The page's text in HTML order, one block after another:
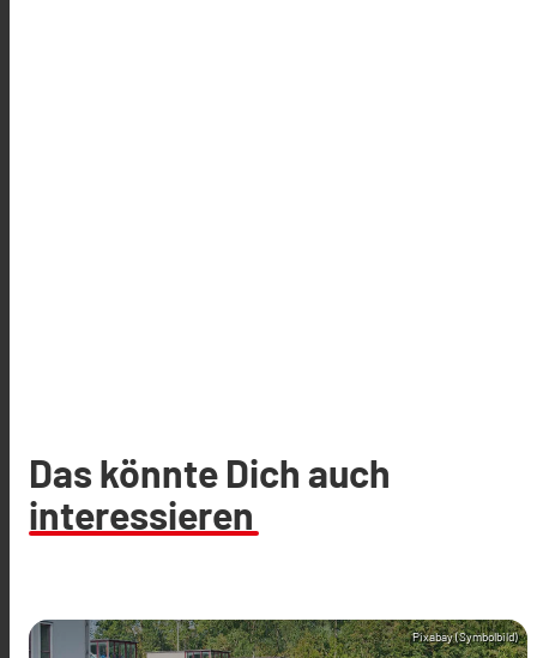
Das könnte Dich auch
interessieren
Pixabay (Symbolbild)